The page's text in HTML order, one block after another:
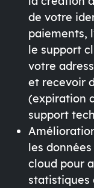
de votre
paiements,
le support
votre
et recevoir
(expiration
support
les
cloud pour
statistiques